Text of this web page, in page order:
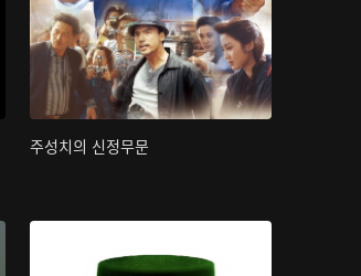
주성치의 신정무문